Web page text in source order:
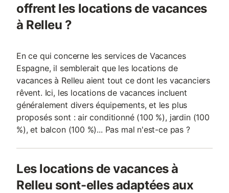
offrent les locations de vacances
à Relleu ?
En ce qui concerne les services de Vacances
Espagne, il semblerait que les locations de
vacances à Relleu aient tout ce dont les vacanciers
rêvent. Ici, les locations de vacances incluent
généralement divers équipements, et les plus
proposés sont : air conditionné (100 %), jardin (100
%), et balcon (100 %)... Pas mal n'est-ce pas ?
Les locations de vacances à
Relleu sont-elles adaptées aux